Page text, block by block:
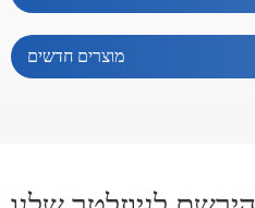
מוצרים חדשים